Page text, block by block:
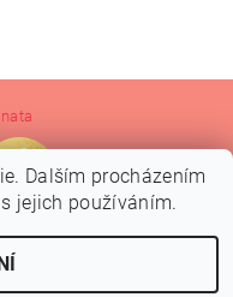
Dalším procházením
jejich používáním.